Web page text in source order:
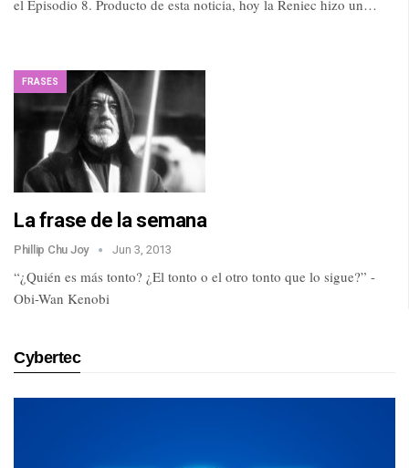
el Episodio 8. Producto de esta noticia, hoy la Reniec hizo un…
FRASES
La frase de la semana
Phillip Chu Joy Jun 3, 2013
“¿Quién es más tonto? ¿El tonto o el otro tonto que lo sigue?” -
Obi-Wan Kenobi
Cybertec